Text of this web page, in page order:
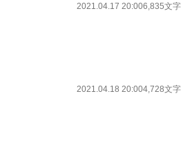
2021.04.17 20:006,835文字
2021.04.18 20:004,728文字